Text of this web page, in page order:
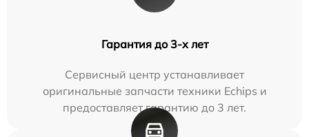
Гарантия до 3-х лет
Сервисный центр устанавливает
оригинальные запчасти техники Echips и
предоставляет гарантию до 3 лет.